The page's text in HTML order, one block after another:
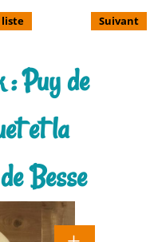
liste Suivant
: Puy de
et la
Besse